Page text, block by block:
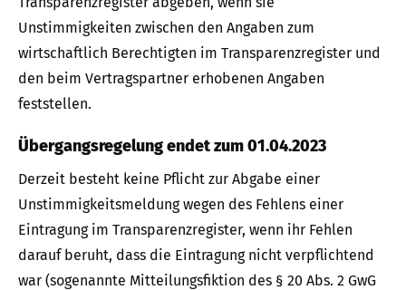
Unstimmigkeiten zwischen den Angaben zum
wirtschaftlich Berechtigten im Transparenzregister und
den beim Vertragspartner erhobenen Angaben
feststellen.
Übergangsregelung endet zum 01.04.2023
Derzeit besteht keine Pflicht zur Abgabe einer
Unstimmigkeitsmeldung wegen des Fehlens einer
Eintragung im Transparenzregister, wenn ihr Fehlen
darauf beruht, dass die Eintragung nicht verpflichtend
war (sogenannte Mitteilungsfiktion des § 20 Abs. 2 GwG